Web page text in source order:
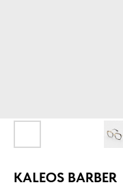
KALEOS BARBER